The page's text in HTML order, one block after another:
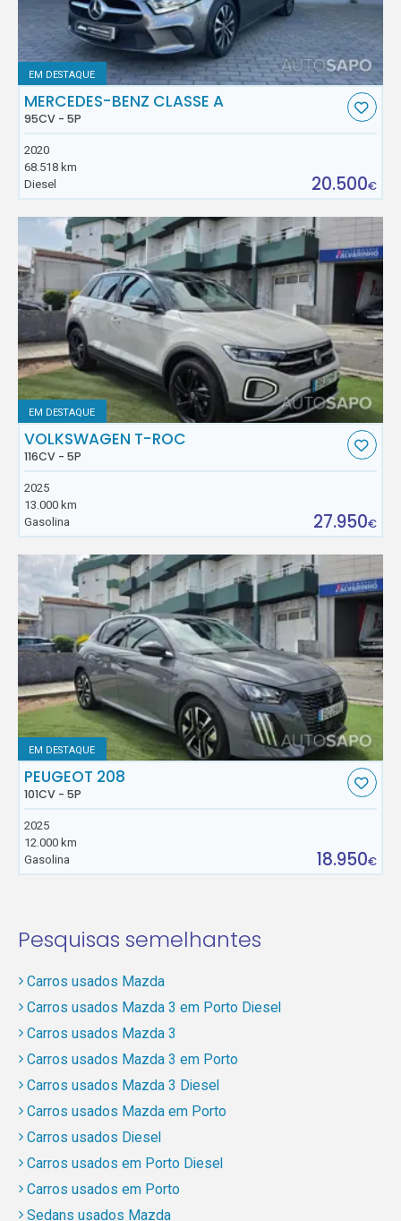
EM DESTAQUE
MERCEDES-BENZ CLASSE A
95CV - 5P
2020
68.518 km
Diesel
20.500€
EM DESTAQUE
VOLKSWAGEN T-ROC
116CV - 5P
2025
13.000 km
Gasolina
27.950€
EM DESTAQUE
PEUGEOT 208
101CV - 5P
2025
12.000 km
Gasolina
18.950€
Pesquisas semelhantes
Carros usados Mazda
Carros usados Mazda 3 em Porto Diesel
Carros usados Mazda 3
Carros usados Mazda 3 em Porto
Carros usados Mazda 3 Diesel
Carros usados Mazda em Porto
Carros usados Diesel
Carros usados em Porto Diesel
Carros usados em Porto
Sedans usados Mazda